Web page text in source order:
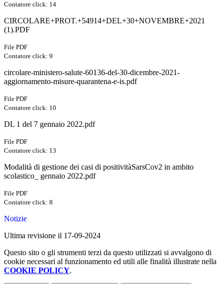
Contatore click: 14
CIRCOLARE+PROT.+54914+DEL+30+NOVEMBRE+2021
(1).PDF
File PDF
Contatore click: 9
circolare-ministero-salute-60136-del-30-dicembre-2021-
aggiornamento-misure-quarantena-e-is.pdf
File PDF
Contatore click: 10
DL 1 del 7 gennaio 2022.pdf
File PDF
Contatore click: 13
Modalità di gestione dei casi di positivitàSarsCov2 in ambito
scolastico_ gennaio 2022.pdf
File PDF
Contatore click: 8
Notizie
Ultima revisione il 17-09-2024
Questo sito o gli strumenti terzi da questo utilizzati si avvalgono di
cookie necessari al funzionamento ed utili alle finalità illustrate nella
COOKIE POLICY.